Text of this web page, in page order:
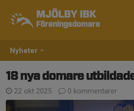
Nyheter
MJÖLBY IBK
Föreningsdomare
18 nya domare
22 okt 2025 0 kommentarer